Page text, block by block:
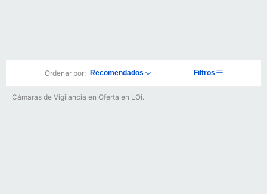
Ordenar por: Recomendados Filtros
Cámaras de Vigilancia en Oferta en LOi.